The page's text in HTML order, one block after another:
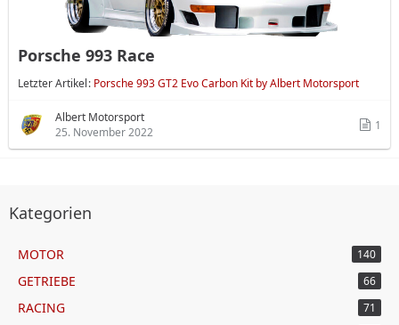
Porsche 993 Race
Letzter Artikel Porsche 993 GT2 Evo Carbon Kit by Albert Motorsport
Albert Motorsport
25. November 2022
1
Kategorien
MOTOR 140
GETRIEBE 66
RACING 71